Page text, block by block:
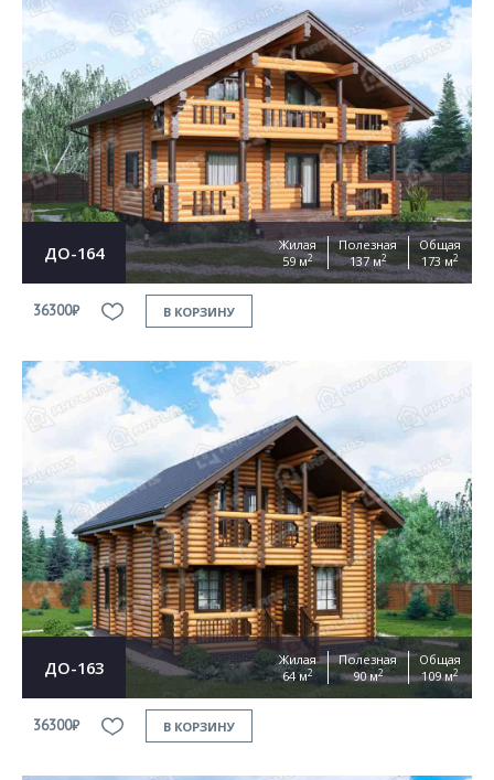
ДО-164
Жилая
59 м2
Полезная
137 м2
Общая
173 м2
36300₽ В КОРЗИНУ
ДО-163
Жилая
64 м2
Полезная
90 м2
Общая
109 м2
36300₽ В КОРЗИНУ